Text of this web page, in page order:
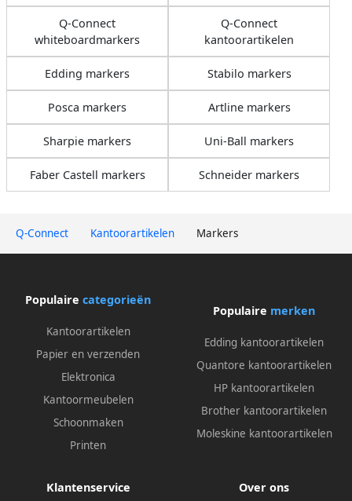
Q-Connect Kantoorartikelen Markers
Q-Connect
whiteboardmarkers
Q-Connect
kantoorartikelen
Edding markers Stabilo markers
Posca markers Artline markers
Sharpie markers Uni-Ball markers
Faber Castell markers Schneider markers
Populaire categorieën
Kantoorartikelen
Papier en verzenden
Elektronica
Kantoormeubelen
Schoonmaken
Printen
Populaire merken
Edding kantoorartikelen
Quantore kantoorartikelen
HP kantoorartikelen
Brother kantoorartikelen
Moleskine kantoorartikelen
Klantenservice Over ons